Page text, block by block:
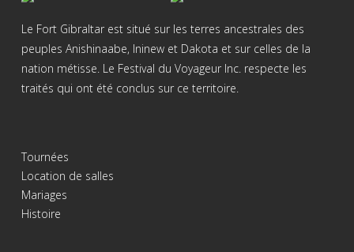
Le Fort Gibraltar est situé sur les terres ancestrales des
peuples Anishinaabe, Ininew et Dakota et sur celles de la
nation métisse. Le Festival du Voyageur Inc. respecte les
traités qui ont été conclus sur ce territoire.
Tournées
Location de salles
Mariages
Histoire